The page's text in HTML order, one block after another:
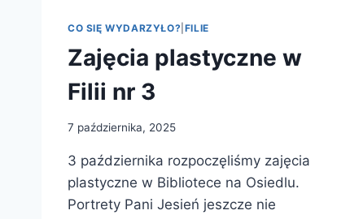
CO SIĘ WYDARZYŁO? FILIE
Zajęcia plastyczne w
Filii nr 3
7 października, 2025
3 października rozpoczęliśmy zajęcia
plastyczne w Bibliotece na Osiedlu.
Portrety Pani Jesień jeszcze nie